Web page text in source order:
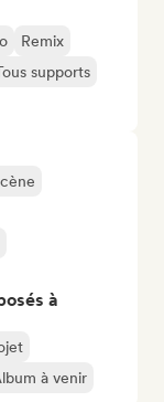
Remix
supports
à
à venir